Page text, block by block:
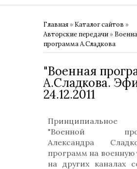
Главная » Каталог сайтов »
Авторские передачи »
программа А.Сладкова
"Военная
А.Сладкова.
24.12.2011
Принципиальное
"Военной
Александра
программ на военную
на других каналах